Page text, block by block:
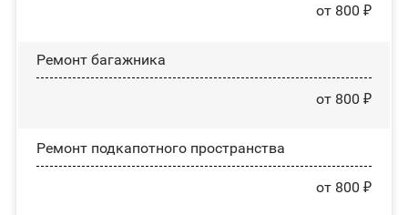
от 800 ₽
Ремонт багажника
от 800 ₽
Ремонт подкапотного пространства
от 800 ₽